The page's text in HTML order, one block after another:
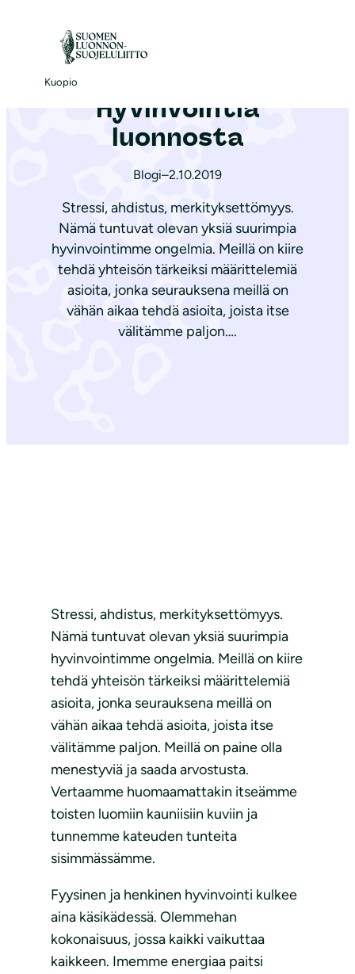
Kuopio
Etusivu|Ajankohtaista
Hyvinvointia
luonnosta
Blogi–2.10.2019
Stressi, ahdistus, merkityksettömyys.
Nämä tuntuvat olevan yksiä suurimpia
hyvinvointimme ongelmia. Meillä on kiire
tehdä yhteisön tärkeiksi määrittelemiä
asioita, jonka seurauksena meillä on
vähän aikaa tehdä asioita, joista itse
välitämme paljon….
Stressi, ahdistus, merkityksettömyys.
Nämä tuntuvat olevan yksiä suurimpia
hyvinvointimme ongelmia. Meillä on kiire
tehdä yhteisön tärkeiksi määrittelemiä
asioita, jonka seurauksena meillä on
vähän aikaa tehdä asioita, joista itse
välitämme paljon. Meillä on paine olla
menestyviä ja saada arvostusta.
Vertaamme huomaamattakin itseämme
toisten luomiin kauniisiin kuviin ja
tunnemme kateuden tunteita
sisimmässämme.
Fyysinen ja henkinen hyvinvointi kulkee
aina käsikädessä. Olemmehan
kokonaisuus, jossa kaikki vaikuttaa
kaikkeen. Imemme energiaa paitsi